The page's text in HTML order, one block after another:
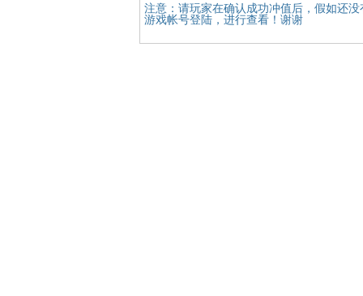
注意：请玩家在确认成功冲值后，假如还
游戏帐号登陆，进行查看！谢谢